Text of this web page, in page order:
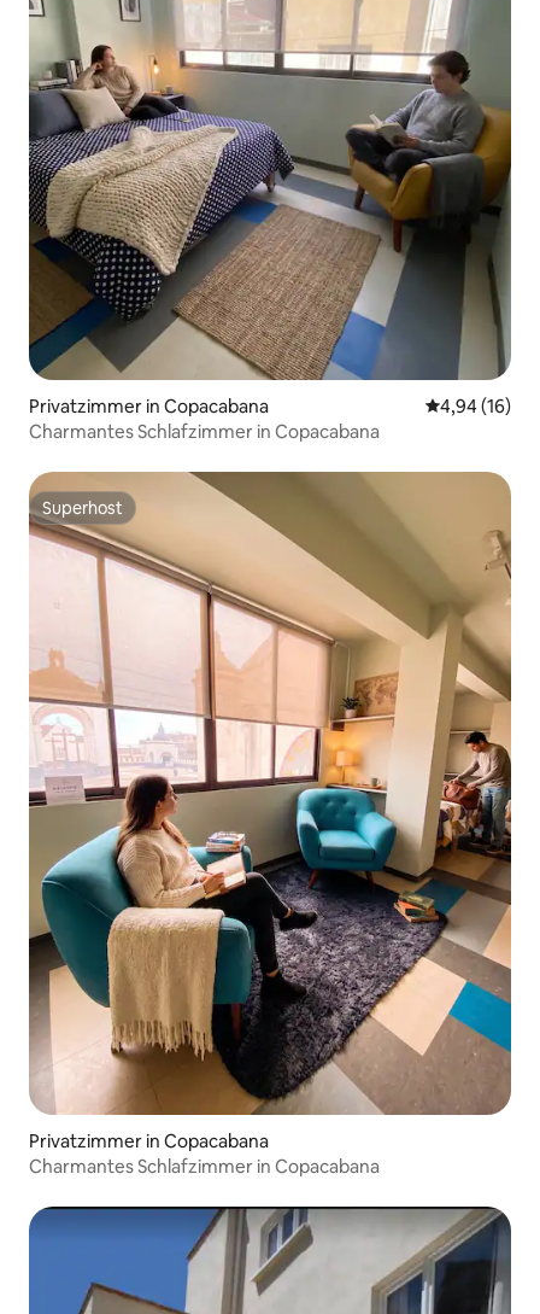
Privatzimmer in Copacabana
4,94 (16)
Charmantes Schlafzimmer in Copacabana
Superhost
Superhost
Privatzimmer in Copacabana
Charmantes Schlafzimmer in Copacabana